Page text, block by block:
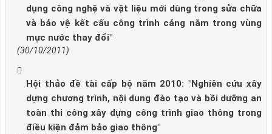
dụng công nghệ và vật liệu mới dùng trong sửa chữa
và bảo vệ kết cấu công trình cảng nằm trong vùng
mực nước thay đổi"
(30/10/2011)
Hội thảo đề tài cấp bộ năm 2010: "Nghiên cứu xây
dựng chương trình, nội dung đào tạo và bồi dưỡng an
toàn thi công xây dựng công trình giao thông trong
điều kiện đảm bảo giao thông"